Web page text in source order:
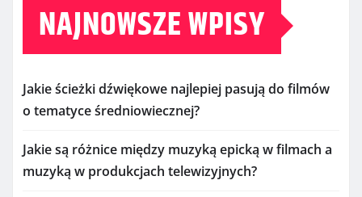
NAJNOWSZE WPISY
Jakie ścieżki dźwiękowe najlepiej pasują do filmów
o tematyce średniowiecznej?
Jakie są różnice między muzyką epicką w filmach a
muzyką w produkcjach telewizyjnych?